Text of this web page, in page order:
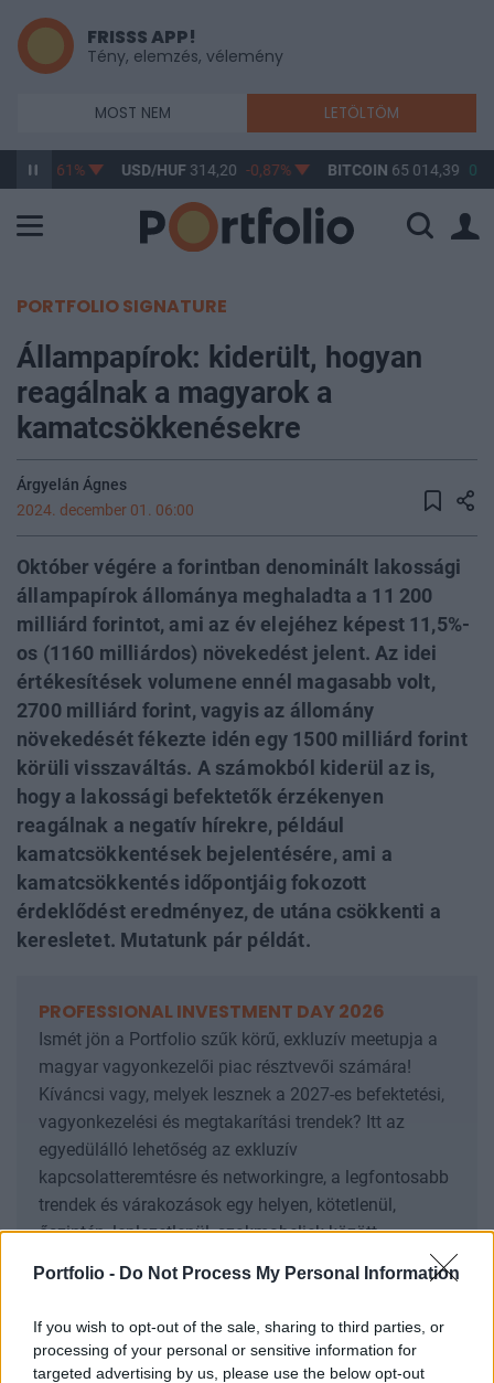
Portfolio - Do Not Process My Personal Information
If you wish to opt-out of the sale, sharing to third parties, or
processing of your personal or sensitive information for
targeted advertising by us, please use the below opt-out
FRISSS APP!
Tény, elemzés, vélemény
MOST NEM LETÖLTÖM
-0,61% USD/HUF314,20 -0,87% BITCOIN65 014,39
PORTFOLIO SIGNATURE
Állampapírok: kiderült, hogyan
reagálnak a magyarok a
kamatcsökkenésekre
Árgyelán Ágnes
2024. december 01. 06:00
Október végére a forintban denominált lakossági
állampapírok állománya meghaladta a 11 200
milliárd forintot, ami az év elejéhez képest 11,5%-
os (1160 milliárdos) növekedést jelent. Az idei
értékesítések volumene ennél magasabb volt,
2700 milliárd forint, vagyis az állomány
növekedését fékezte idén egy 1500 milliárd forint
körüli visszaváltás. A számokból kiderül az is,
hogy a lakossági befektetők érzékenyen
reagálnak a negatív hírekre, például
kamatcsökkentések bejelentésére, ami a
kamatcsökkentés időpontjáig fokozott
érdeklődést eredményez, de utána csökkenti a
keresletet. Mutatunk pár példát.
PROFESSIONAL INVESTMENT DAY 2026
Ismét jön a Portfolio szűk körű, exkluzív meetupja a
magyar vagyonkezelői piac résztvevői számára!
Kíváncsi vagy, melyek lesznek a 2027-es befektetési,
vagyonkezelési és megtakarítási trendek? Itt az
egyedülálló lehetőség az exkluzív
kapcsolatteremtésre és networkingre, a legfontosabb
trendek és várakozások egy helyen, kötetlenül,
őszintén, leplezetlenül, szakmabeliek között.
Mennyi pénz van most állampapírokban?